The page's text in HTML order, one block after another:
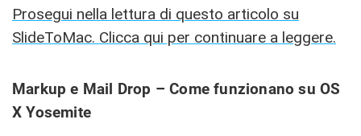
Prosegui nella lettura di questo articolo su
SlideToMac. Clicca qui per continuare a leggere.
Markup e Mail Drop – Come funzionano su OS
X Yosemite